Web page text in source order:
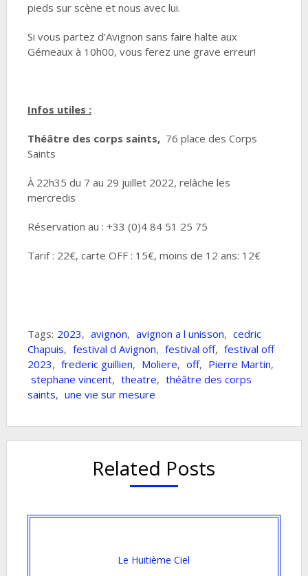
pieds sur scène et nous avec lui.
Si vous partez d’Avignon sans faire halte aux
Gémeaux à 10h00, vous ferez une grave erreur!
Infos utiles :
Théâtre des corps saints,76 place des Corps
Saints
À 22h35 du 7 au 29 juillet 2022, relâche les
mercredis
Réservation au : +33 (0)4 84 51 25 75
Tarif : 22€, carte OFF : 15€, moins de 12 ans: 12€
Tags: 2023, avignon, avignon a l unisson, cedric
Chapuis, festival d Avignon, festival off, festival off
2023, frederic guillien, Moliere, off, Pierre Martin,
stephane vincent, theatre, théâtre des corps
saints, une vie sur mesure
Related Posts
Le Huitième Ciel